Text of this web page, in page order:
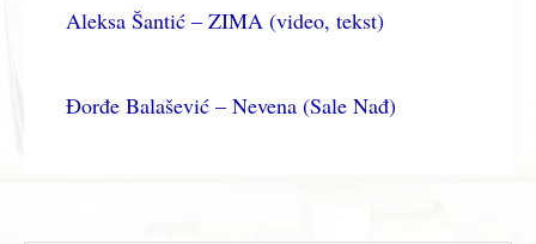
Aleksa Šantić – ZIMA (video, tekst)
Đorđe Balašević – Nevena (Sale Nađ)